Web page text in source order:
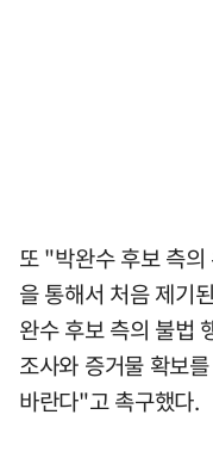
또 "박완수 후보 측
을 통해서 처음 제기
완수 후보 측의 불법
조사와 증거물 확보
바란다"고 촉구했다.